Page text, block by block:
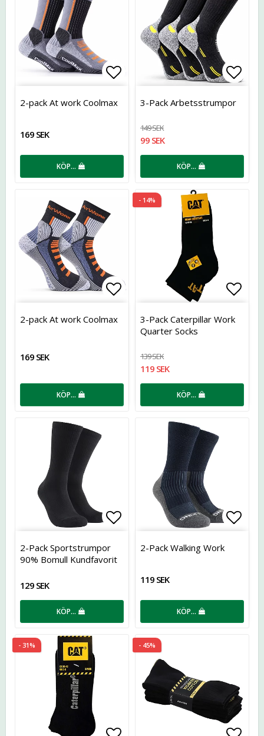
Lägg till i favoritlistan
2-pack At work Coolmax
169 SEK
KÖP…
3-Pack Arbetsstrumpor
149 SEK
99 SEK
KÖP…
Lägg till i favoritlistan
2-pack At work Coolmax
169 SEK
KÖP…
- 14%
3-Pack Caterpillar Work
Quarter Socks
139 SEK
119 SEK
KÖP…
Lägg till i favoritlistan
2-Pack Sportstrumpor
90% Bomull Kundfavorit
129 SEK
KÖP…
2-Pack Walking Work
119 SEK
KÖP…
- 31% - 45%